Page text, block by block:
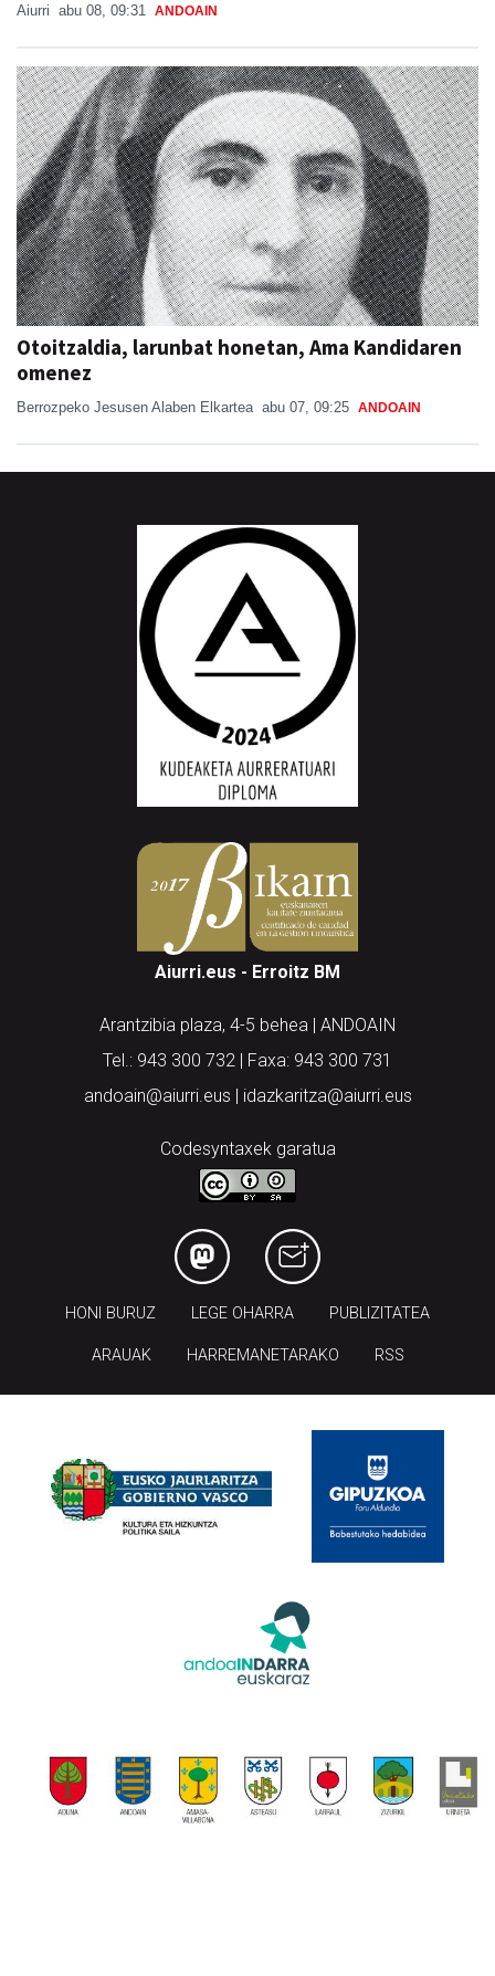
Aiurri abu 08, 09:31 ANDOAIN
Otoitzaldia, larunbat honetan, Ama Kandidaren
omenez
Berrozpeko Jesusen Alaben Elkartea abu 07, 09:25 ANDOAIN
Aiurri.eus - Erroitz BM
Arantzibia plaza, 4-5 behea | ANDOAIN
Tel.: 943 300 732 | Faxa: 943 300 731
andoain@aiurri.eus | idazkaritza@aiurri.eus
Codesyntaxek garatua
HONI BURUZ LEGE OHARRA PUBLIZITATEA
ARAUAK HARREMANETARAKO RSS